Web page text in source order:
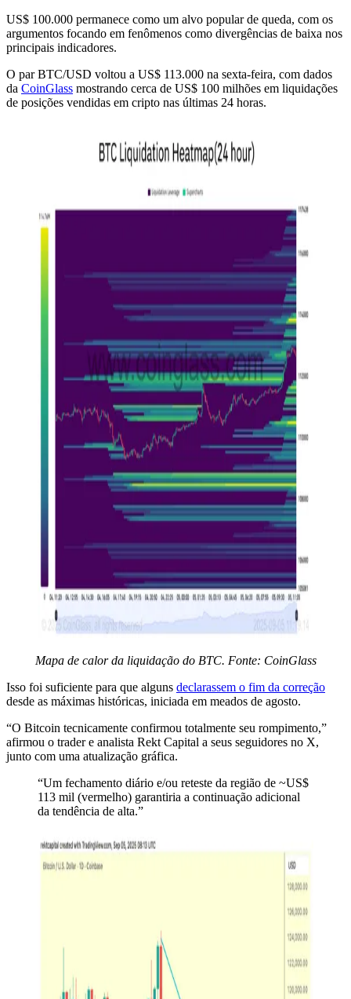
US$ 100.000 permanece como um alvo popular de queda, com os
argumentos focando em fenômenos como divergências de baixa nos
principais indicadores.
O par BTC/USD voltou a US$ 113.000 na sexta-feira, com dados
da CoinGlass mostrando cerca de US$ 100 milhões em liquidações
de posições vendidas em cripto nas últimas 24 horas.
Mapa de calor da liquidação do BTC. Fonte: CoinGlass
Isso foi suficiente para que alguns declarassem o fim da correção
desde as máximas históricas, iniciada em meados de agosto.
“O Bitcoin tecnicamente confirmou totalmente seu rompimento,”
afirmou o trader e analista Rekt Capital a seus seguidores no X,
junto com uma atualização gráfica.
“Um fechamento diário e/ou reteste da região de ~US$
113 mil (vermelho) garantiria a continuação adicional
da tendência de alta.”